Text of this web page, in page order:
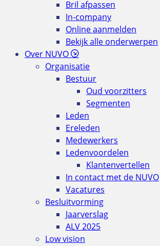
Bril afpassen
In-company
Online aanmelden
Bekijk alle onderwerpen
Over NUVO
Organisatie
Bestuur
Oud voorzitters
Segmenten
Leden
Ereleden
Medewerkers
Ledenvoordelen
Klantenvertellen
In contact met de NUVO
Vacatures
Besluitvorming
Jaarverslag
ALV 2025
Low vision